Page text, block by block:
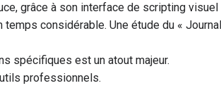
grâce à son interface de scripting visuel
considérable. Une étude du «
spécifiques est un atout majeur.
professionnels.